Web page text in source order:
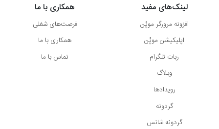
لینک‌های مفید
افزونه مرورگر موپُن
اپلیکیشن موپُن
ربات تلگرام
وبلاگ
رویدادها
گردونه
گردونه شانس
همکاری با ما
فرصت‌های شغلی
همکاری با ما
تماس با ما